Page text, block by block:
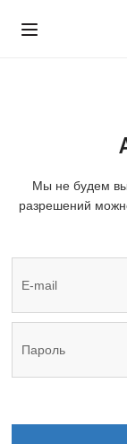
Мы не будем
разрешений